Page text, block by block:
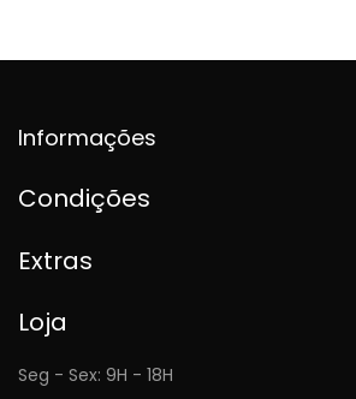
Informações
Condições
Extras
Loja
Seg - Sex: 9H - 18H